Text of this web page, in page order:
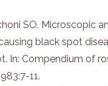
SO. Microscopic
black spot
In: Compendium of
11.